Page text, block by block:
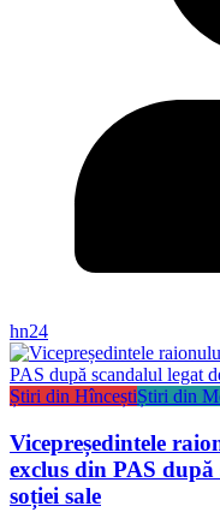
hn24
Știri din HînceștiȘtiri din
Vicepreședintele
exclus din PAS
soției sale